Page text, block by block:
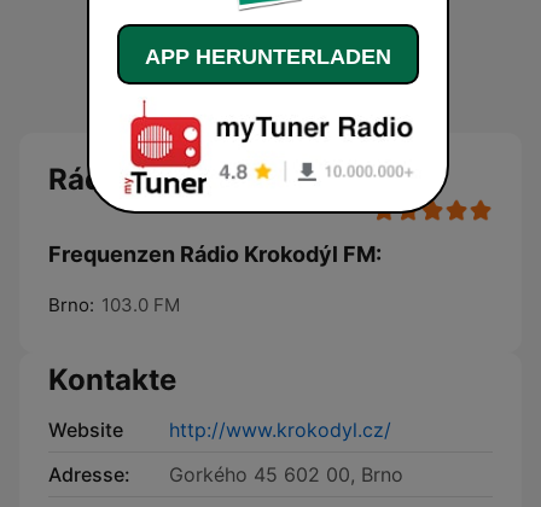
Rádio Krokodýl FM
Frequenzen Rádio Krokodýl FM:
Brno: 103.0 FM
Kontakte
Website
http://www.krokodyl.cz/
Adresse:
Gorkého 45 602 00, Brno
APP HERUNTERLADEN